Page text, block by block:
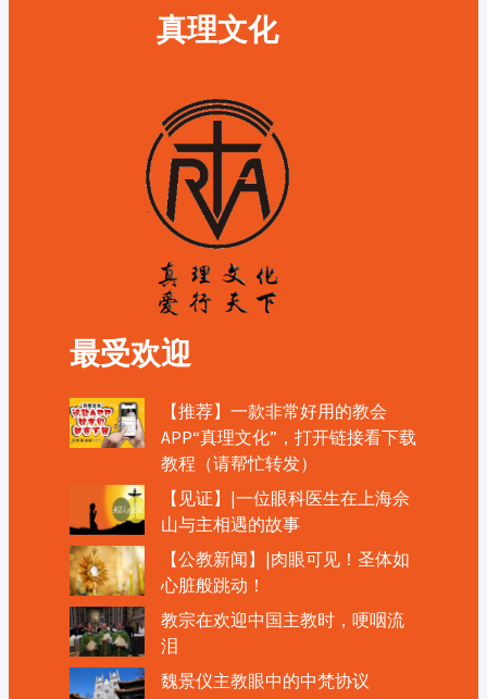
真理文化
最受欢迎
【推荐】一款非常好用的教会
APP“真理文化”，打开链接看下载
教程（请帮忙转发）
【见证】|一位眼科医生在上海佘
山与主相遇的故事
【公教新闻】|肉眼可见！圣体如
心脏般跳动！
教宗在欢迎中国主教时，哽咽流
泪
魏景仪主教眼中的中梵协议